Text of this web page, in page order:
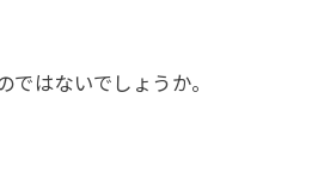
ではないでしょうか。